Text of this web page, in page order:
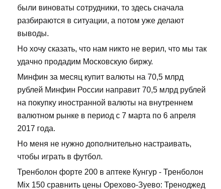
были виноваты сотрудники, то здесь сначала
разбираются в ситуации, а потом уже делают
выводы.
Но хочу сказать, что нам никто не верил, что мы так
удачно продадим Московскую биржу.
Минфин за месяц купит валюты на 70,5 млрд
рублей Минфин России направит 70,5 млрд рублей
на покупку иностранной валюты на внутреннем
валютном рынке в период с 7 марта по 6 апреля
2017 года.
Но меня не нужно дополнительно настраивать,
чтобы играть в футбол.
Тренболон форте 200 в аптеке Кунгур - Тренболон
Mix 150 сравнить цены Орехово-Зуево: Треноджед